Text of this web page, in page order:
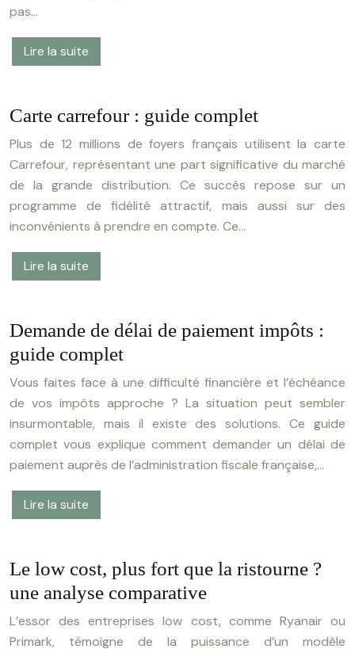
pas…
Lire la suite
Carte carrefour : guide complet
Plus de 12 millions de foyers français utilisent la carte
Carrefour, représentant une part significative du marché
de la grande distribution. Ce succès repose sur un
programme de fidélité attractif, mais aussi sur des
inconvénients à prendre en compte. Ce…
Lire la suite
Demande de délai de paiement impôts :
guide complet
Vous faites face à une difficulté financière et l’échéance
de vos impôts approche ? La situation peut sembler
insurmontable, mais il existe des solutions. Ce guide
complet vous explique comment demander un délai de
paiement auprès de l’administration fiscale française,…
Lire la suite
Le low cost, plus fort que la ristourne ?
une analyse comparative
L’essor des entreprises low cost, comme Ryanair ou
Primark, témoigne de la puissance d’un modèle